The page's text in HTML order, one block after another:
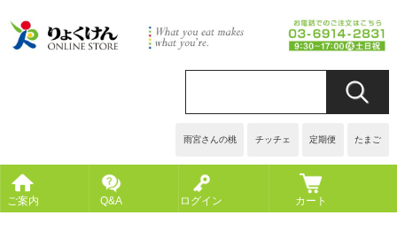
雨宮さんの桃 チッチェ 定期便 たまご
ご案内 Q&A ログイン カート